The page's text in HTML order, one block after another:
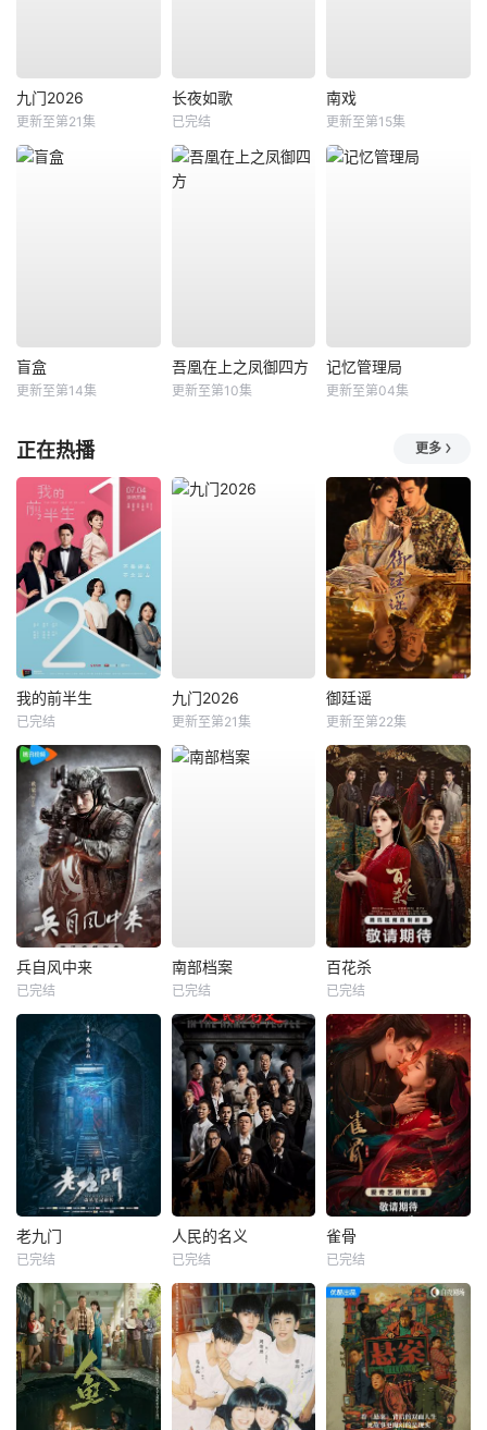
九门2026
更新至第21集
长夜如歌
已完结
南戏
更新至第15集
盲盒
更新至第14集
吾凰在上之凤御四方
更新至第10集
记忆管理局
更新至第04集
正在热播 更多
我的前半生
已完结
九门2026
更新至第21集
御廷谣
更新至第22集
兵自风中来
已完结
南部档案
已完结
百花杀
已完结
老九门
已完结
人民的名义
已完结
雀骨
已完结